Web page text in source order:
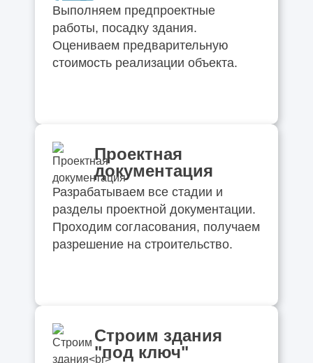
Выполняем предпроектные
работы, посадку здания.
Оцениваем предварительную
стоимость реализации объекта.
Проектная
документация
Разрабатываем все стадии и
разделы проектной документации.
Проходим согласования, получаем
разрешение на строительство.
Строим здания
"под ключ"